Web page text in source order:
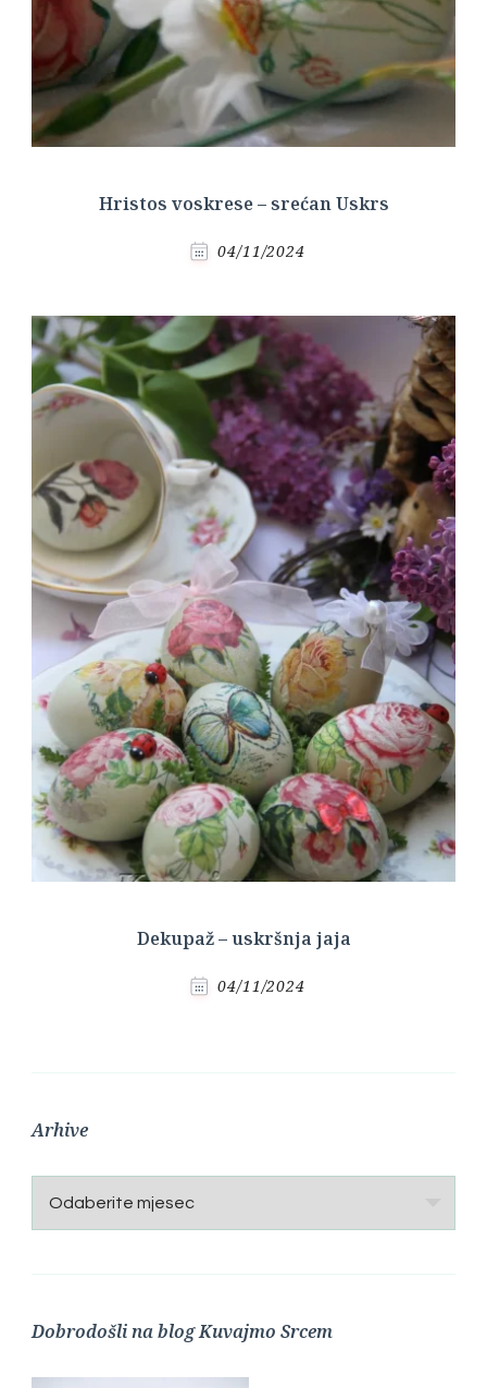
Hristos voskrese – srećan Uskrs
04/11/2024
Dekupaž – uskršnja jaja
04/11/2024
Arhive
Arhive
Dobrodošli na blog Kuvajmo Srcem